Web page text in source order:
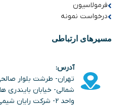
فرمولاسیون
درخواست نمونه
مسیرهای ارتباطی
آدرس:
تهران- طرشت بلوار
واحد 2- شرکت رایان شیمی شریف